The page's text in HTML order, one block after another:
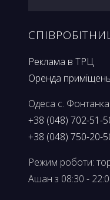
Реклама в ТРЦ
Оренда приміщень
Одеса с. Фонтанка
+38 (048) 702-51-
+38 (048) 750-20-
Режим роботи:
Ашан з 08:30 -